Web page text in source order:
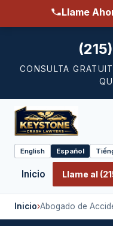
Llame
CONSULTA
Select
language
English Español
Inicio Llame al
Inicio›Abogado de